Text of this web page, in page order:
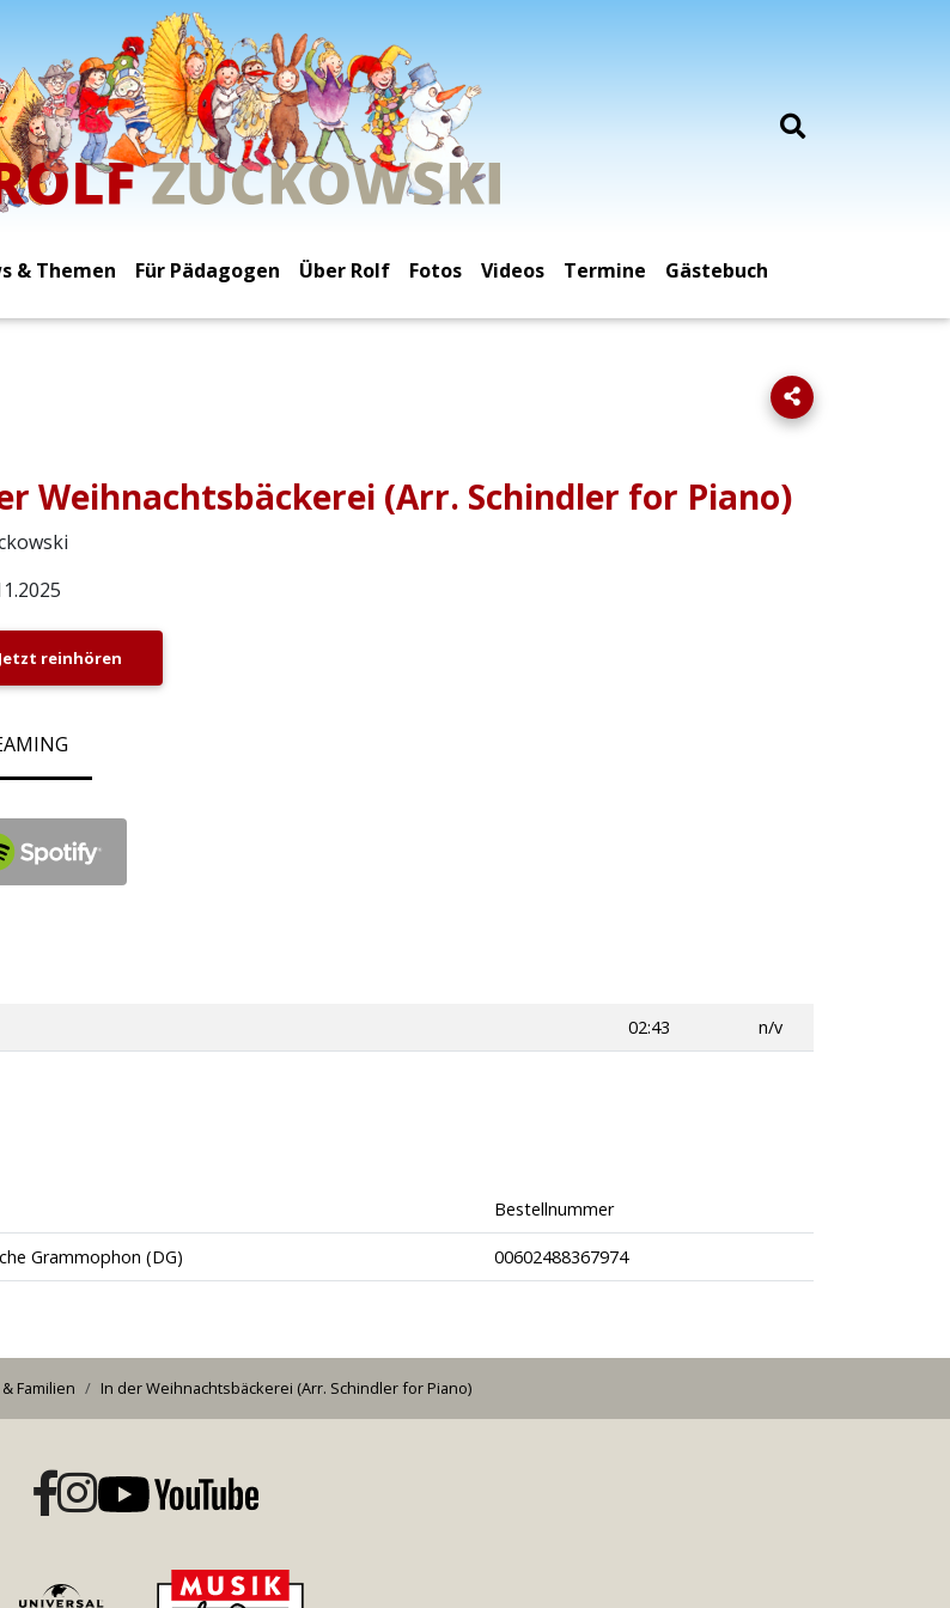
& Themen Für Pädagogen Über Rolf Fotos Videos Termine Gästebuch
Weihnachtsbäckerei (Arr. Schindler for Piano)
reinhören
02:43 n/v
Bestellnummer
Grammophon (DG) 00602488367974
Familien In der Weihnachtsbäckerei (Arr. Schindler for Piano)